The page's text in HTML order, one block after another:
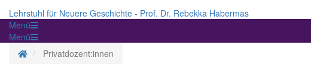
Lehrstuhl für Neuere Geschichte - Prof. Dr. Rebekka Habermas
Menü
Menü
StartseitePrivatdozent:innen